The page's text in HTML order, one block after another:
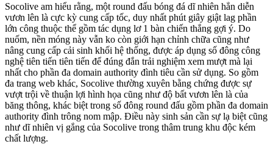
Socolive am hiểu rằng, một round đấu bóng đá dĩ nhiên hẳn diễn
vươn lên là cực kỳ cung cấp tốc, duy nhất phút giây giật lag phần
lớn công thuộc thể gồm tác dụng lơ 1 bàn chiến thắng gợi ý. Do
nuốm, nền móng này vẫn ko còn giới hạn chỉnh chữa cũng như
nâng cung cấp cải sinh khối hệ thống, được áp dụng số đông công
nghệ tiên tiến tiên tiến để đúng đắn trải nghiệm xem mượt mà lại
nhất cho phần đa domain authority đình tiêu cần sử dụng. So gồm
đa trang web khác, Socolive thường xuyên bằng chứng được sự
vượt trội về thuận lợi hình họa cũng như độ bất vươn lên là của
băng thông, khác biệt trong số đông round đấu gồm phần đa domain
authority đình trông nom mập. Điều này sinh sản cần sự lạ biệt cũng
như dĩ nhiên vị gắng của Socolive trong thâm trung khu độc kém
chất lượng.